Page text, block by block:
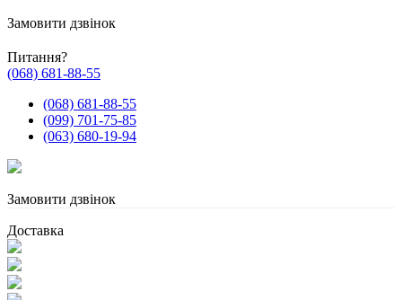
Замовити дзвінок
Питання?
(068) 681-88-55
(068) 681-88-55
(099) 701-75-85
(063) 680-19-94
Замовити дзвінок
Доставка